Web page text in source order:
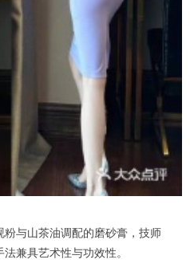
与山茶油调配的磨砂膏，技师
兼具艺术性与功效性。